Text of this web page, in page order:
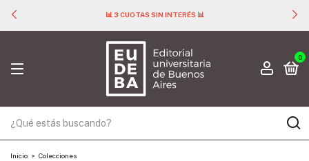
📊 3 CUOTAS SIN INTERÉS 📊
0
Inicio > Colecciones